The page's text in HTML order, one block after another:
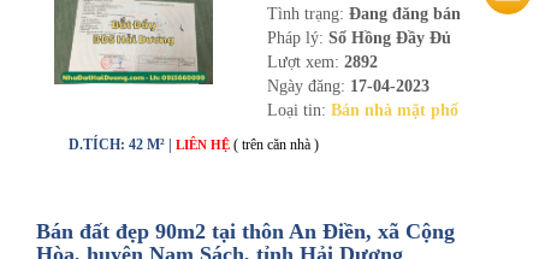
Tình trạng: Đang đăng bán
Pháp lý: Sổ Hồng Đầy Đủ
Lượt xem: 2892
Ngày đăng: 17-04-2023
Loại tin: Bán nhà mặt phố
D.TÍCH: 42 M² | LIÊN HỆ ( trên căn nhà )
Bán đất đẹp 90m2 tại thôn An Điền, xã Cộng
Hòa, huyện Nam Sách, tỉnh Hải Dương